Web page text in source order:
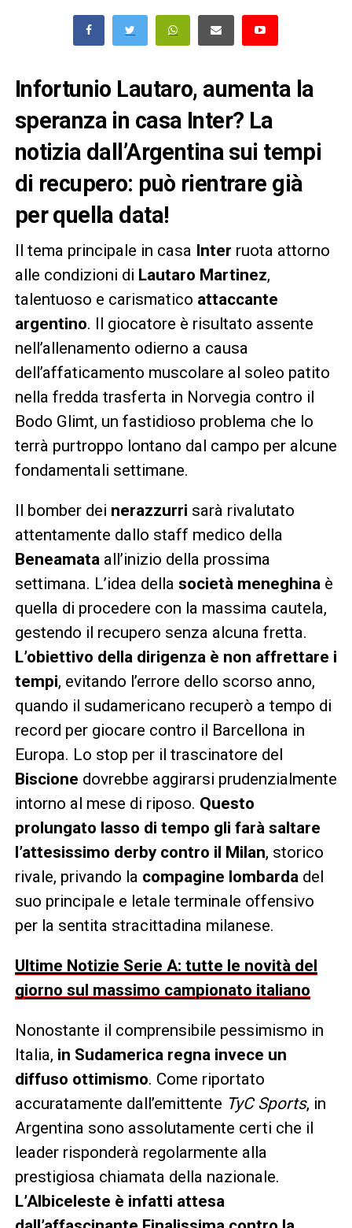
Infortunio Lautaro, aumenta la
speranza in casa Inter? La
notizia dall’Argentina sui tempi
di recupero: può rientrare già
per quella data!
Il tema principale in casa Inter ruota attorno
alle condizioni di Lautaro Martinez,
talentuoso e carismatico attaccante
argentino. Il giocatore è risultato assente
nell’allenamento odierno a causa
dell’affaticamento muscolare al soleo patito
nella fredda trasferta in Norvegia contro il
Bodo Glimt, un fastidioso problema che lo
terrà purtroppo lontano dal campo per alcune
fondamentali settimane.
Il bomber dei nerazzurri sarà rivalutato
attentamente dallo staff medico della
Beneamata all’inizio della prossima
settimana. L’idea della società meneghina è
quella di procedere con la massima cautela,
gestendo il recupero senza alcuna fretta.
L’obiettivo della dirigenza è non affrettare i
tempi, evitando l’errore dello scorso anno,
quando il sudamericano recuperò a tempo di
record per giocare contro il Barcellona in
Europa. Lo stop per il trascinatore del
Biscione dovrebbe aggirarsi prudenzialmente
intorno al mese di riposo. Questo
prolungato lasso di tempo gli farà saltare
l’attesissimo derby contro il Milan, storico
rivale, privando la compagine lombarda del
suo principale e letale terminale offensivo
per la sentita stracittadina milanese.
Ultime Notizie Serie A: tutte le novità del
giorno sul massimo campionato italiano
Nonostante il comprensibile pessimismo in
Italia, in Sudamerica regna invece un
diffuso ottimismo. Come riportato
accuratamente dall’emittente TyC Sports, in
Argentina sono assolutamente certi che il
leader risponderà regolarmente alla
prestigiosa chiamata della nazionale.
L’Albiceleste è infatti attesa